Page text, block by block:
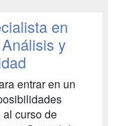
que puedan
en
y
entrar en un
curso de